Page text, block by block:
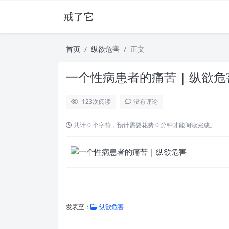
戒了它
首页 纵欲危害 正文
一个性病患者的痛苦 | 纵欲危
123次阅读 没有评论
共计 0 个字符，预计需要花费 0 分钟才能阅读完成。
发表至： 纵欲危害